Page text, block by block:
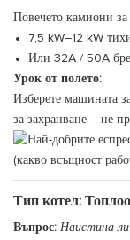
Повечето камиони за
7,5 kW–12 kW
Или 32A / 50A
Урок от полето:
Изберете машината
за захранване – не
Тип котел:
Въпрос: Наистина ли